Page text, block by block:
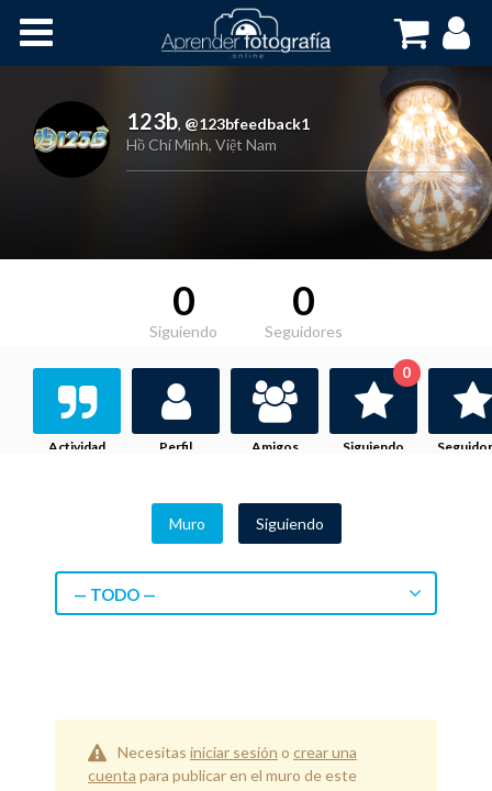
Cursos OnLine
123b, @123bfeedback1
Hồ Chí Minh, Việt Nam
0
Siguiendo
0
Seguidores
Actividad Perfil Amigos Siguiendo
0
Muro Siguiendo
— TODO —
Necesitas iniciar sesión o crear una
cuenta para publicar en el muro de este